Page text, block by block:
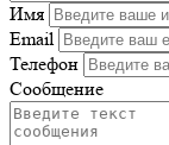
Имя
Email
Телефон
Сообщение